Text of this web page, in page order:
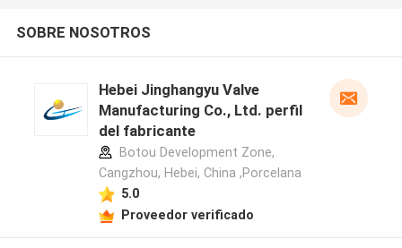
SOBRE NOSOTROS
Hebei Jinghangyu Valve
Manufacturing Co., Ltd. perfil
del fabricante
Botou Development Zone,
Cangzhou, Hebei, China ,Porcelana
5.0
Proveedor verificado